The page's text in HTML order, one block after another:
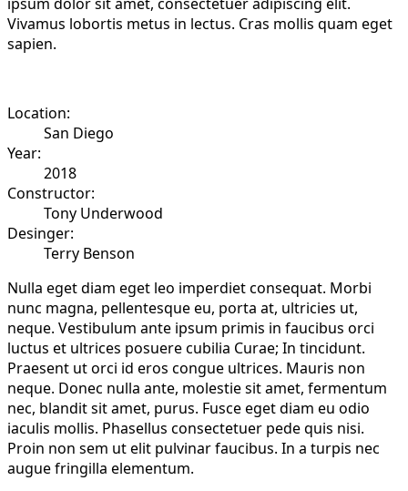
Vivamus lobortis metus in lectus. Cras mollis quam eget
sapien.
Location:
San Diego
Year:
2018
Constructor:
Tony Underwood
Desinger:
Terry Benson
Nulla eget diam eget leo imperdiet consequat. Morbi
nunc magna, pellentesque eu, porta at, ultricies ut,
neque. Vestibulum ante ipsum primis in faucibus orci
luctus et ultrices posuere cubilia Curae; In tincidunt.
Praesent ut orci id eros congue ultrices. Mauris non
neque. Donec nulla ante, molestie sit amet, fermentum
nec, blandit sit amet, purus. Fusce eget diam eu odio
iaculis mollis. Phasellus consectetuer pede quis nisi.
Proin non sem ut elit pulvinar faucibus. In a turpis nec
augue fringilla elementum.